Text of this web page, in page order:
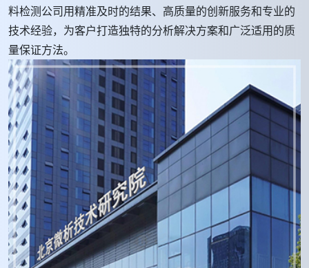
料检测公司用精准及时的结果、高质量的创新服务和专业的
技术经验，为客户打造独特的分析解决方案和广泛适用的质
量保证方法。